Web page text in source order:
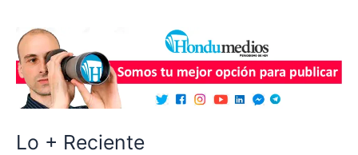
Lo + Reciente